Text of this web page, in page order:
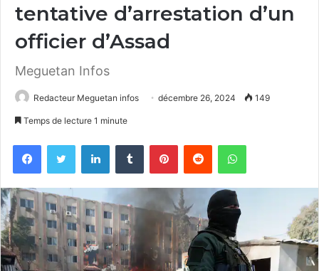
tentative d’arrestation d’un
officier d’Assad
Meguetan Infos
Redacteur Meguetan infos décembre 26, 2024 149
Temps de lecture 1 minute